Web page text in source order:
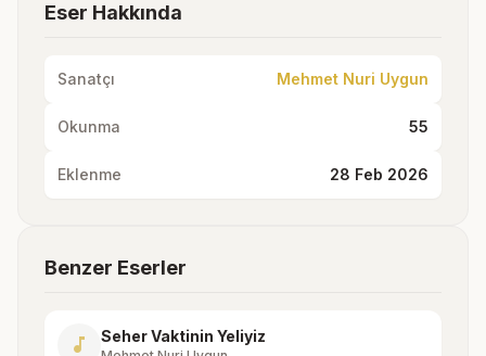
Eser Hakkında
Sanatçı Mehmet Nuri Uygun
Okunma 55
Eklenme 28 Feb 2026
Benzer Eserler
music_note Seher Vaktinin Yeliyiz